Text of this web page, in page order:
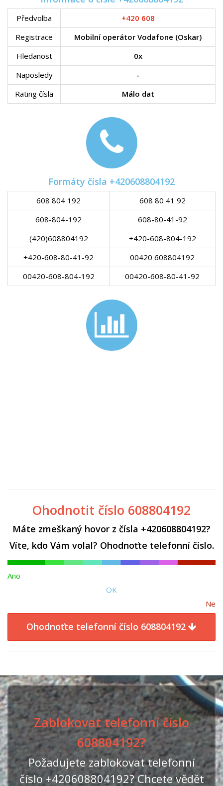
Předvolba
+420 608
Registrace
Mobilní operátor Vodafone (Oskar)
Hledanost
0x
Naposledy
-
Rating čísla
Málo dat
Formáty čísla +420608804192
608 804 192
608 80 41 92
608-804-192
608-80-41-92
(420)608804192
+420-608-804-192
+420-608-80-41-92
00420 608804192
00420-608-804-192
00420-608-80-41-92
Ohodnotit číslo 608804192
Máte zmeškaný hovor z čísla +420608804192?
Víte, kdo Vám volal? Ohodnoťte telefonní číslo.
Ano
OK
Ne
Ohodnoťte telefonní číslo 608804192
Zablokovat telefonní číslo
608804192?
Požadujete zablokovat telefonní
číslo +420608804192? Chcete vědět